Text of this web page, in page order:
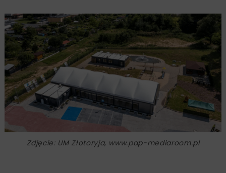
Zdjęcie: UM Złotoryja, www.pap-mediaroom.pl